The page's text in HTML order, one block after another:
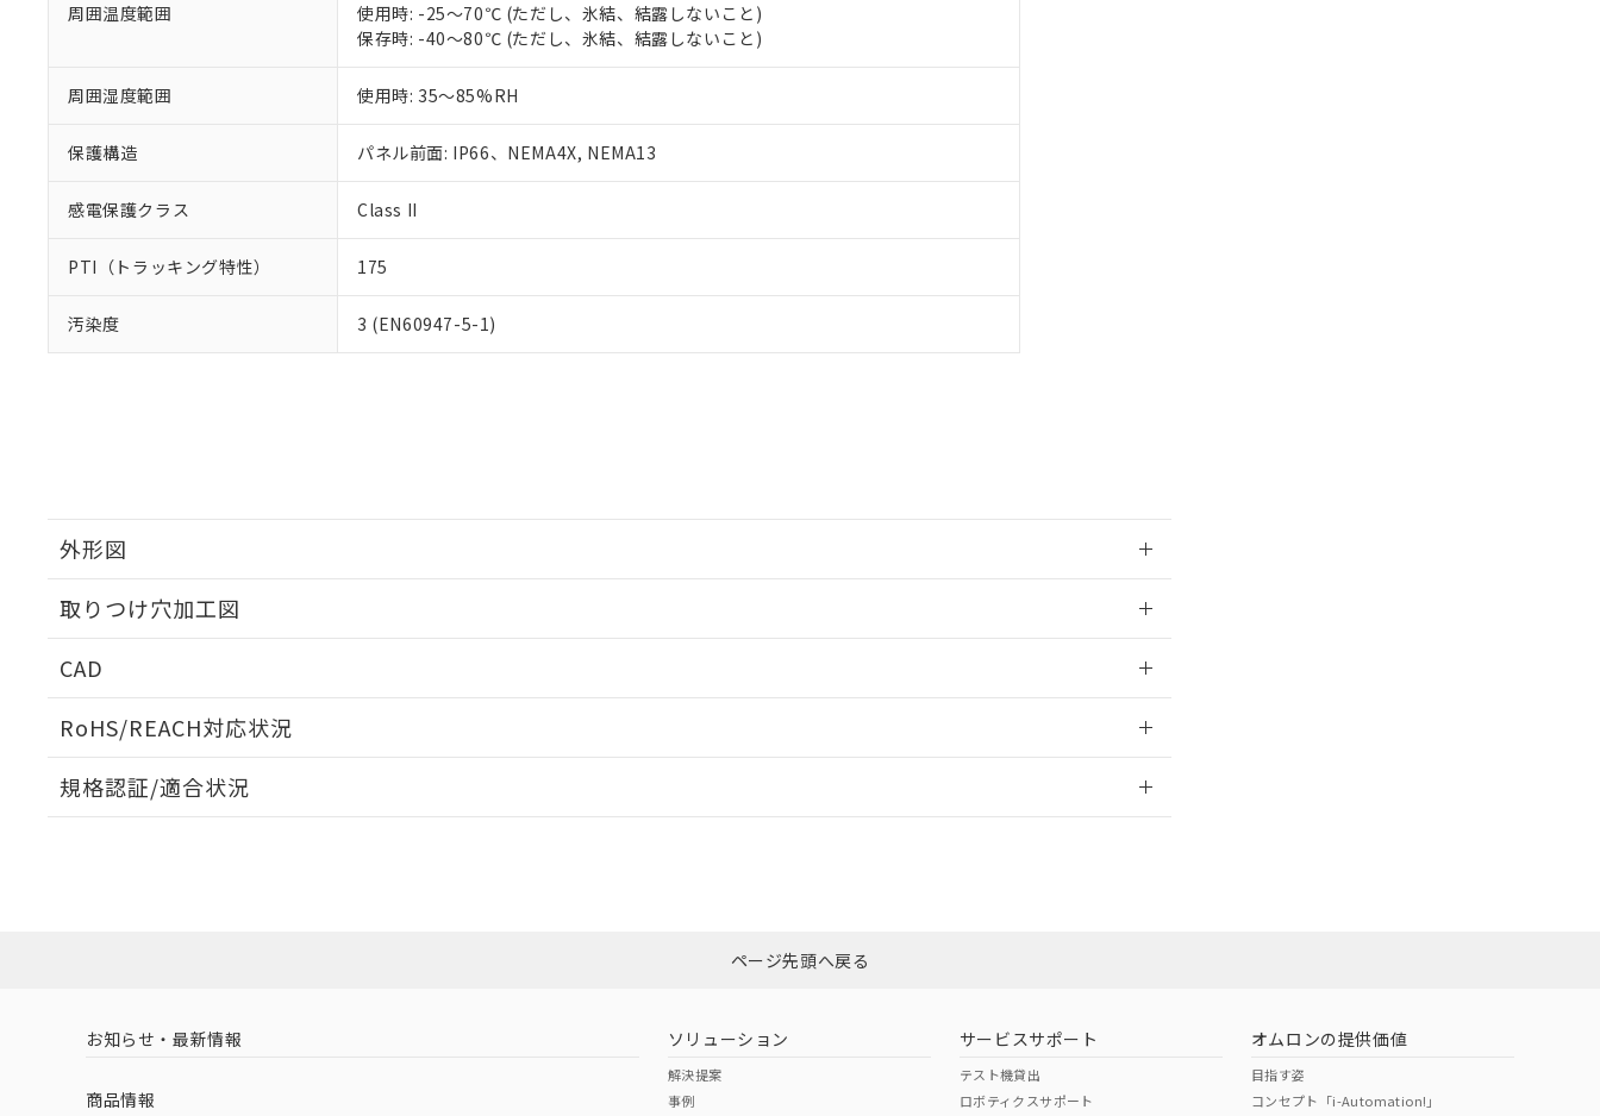
周囲温度範囲
使用時: -25～70℃ (ただし、氷結、結露しないこと)
保存時: -40～80℃ (ただし、氷結、結露しないこと)
周囲湿度範囲 使用時: 35～85%RH
保護構造 パネル前面: IP66、NEMA4X, NEMA13
感電保護クラス Class II
PTI（トラッキング特性） 175
汚染度 3 (EN60947-5-1)
外形図
取りつけ穴加工図
CAD
RoHS/REACH対応状況
EU RoHS 注意事項・凡例
ダウンロードはこちら
中国 RoHS 注意事項・凡例
規格認証/適合状況
（イギリス
（ノルウェー
（日本
（アメリカ
ページ先頭へ戻る
お知らせ・最新情報
商品情報
ソリューション
解決提案
事例
サービスサポート
テスト機貸出
ロボティクスサポート
オムロンの提供価値
目指す姿
コンセプト「i-Automation!」